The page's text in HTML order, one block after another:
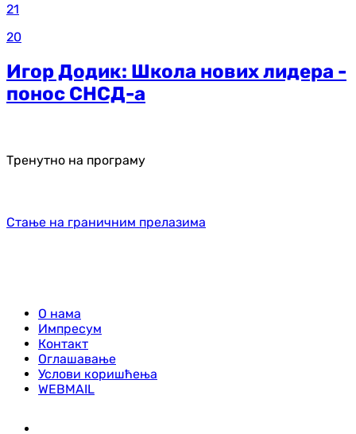
21
20
Игор Додик: Школа нових лидера -
понос СНСД-а
Тренутно на програму
Стање на граничним прелазима
О нама
Импресум
Контакт
Оглашавање
Услови коришћења
WEBMAIL